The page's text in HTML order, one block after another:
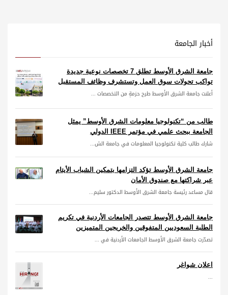
أخبار الجامعة
جامعة الشرق الأوسط تطلق 7 تخصصات نوعية جديدة
تواكب تحولات سوق العمل وتستشرف وظائف المستقبل
أعلنت جامعة الشرق الأوسط طرح حزمةٍ من التخصصات ...
طالب من “تكنولوجيا معلومات الشرق الأوسط” يمثل
الجامعة ببحث علمي في مؤتمر IEEE الدولي
شارك طالب كلية تكنولوجيا المعلومات في جامعة الش...
جامعة الشرق الأوسط تؤكد التزامها بتمكين الشباب الأيتام
عبر شراكتها مع صندوق الأمان
قال مساعد رئيسة جامعة الشرق الأوسط الدكتور سليم...
جامعة الشرق الأوسط تتصدر الجامعات الأردنية في تكريم
الطلبة السعوديين المتفوقين والخريجين المتميزين
تصدّرت جامعة الشرق الأوسط الجامعات الأردنية في ...
اعلان شواغر
...